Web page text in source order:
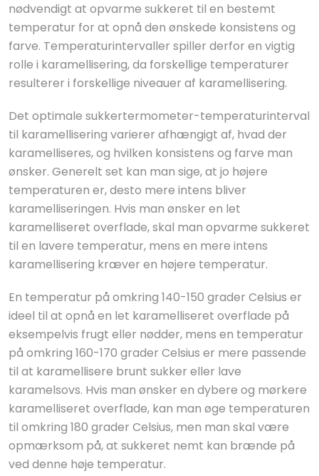
nødvendigt at opvarme sukkeret til en bestemt
temperatur for at opnå den ønskede konsistens og
farve. Temperaturintervaller spiller derfor en vigtig
rolle i karamellisering, da forskellige temperaturer
resulterer i forskellige niveauer af karamellisering.
Det optimale sukkertermometer-temperaturinterval
til karamellisering varierer afhængigt af, hvad der
karamelliseres, og hvilken konsistens og farve man
ønsker. Generelt set kan man sige, at jo højere
temperaturen er, desto mere intens bliver
karamelliseringen. Hvis man ønsker en let
karamelliseret overflade, skal man opvarme sukkeret
til en lavere temperatur, mens en mere intens
karamellisering kræver en højere temperatur.
En temperatur på omkring 140-150 grader Celsius er
ideel til at opnå en let karamelliseret overflade på
eksempelvis frugt eller nødder, mens en temperatur
på omkring 160-170 grader Celsius er mere passende
til at karamellisere brunt sukker eller lave
karamelsovs. Hvis man ønsker en dybere og mørkere
karamelliseret overflade, kan man øge temperaturen
til omkring 180 grader Celsius, men man skal være
opmærksom på, at sukkeret nemt kan brænde på
ved denne høje temperatur.